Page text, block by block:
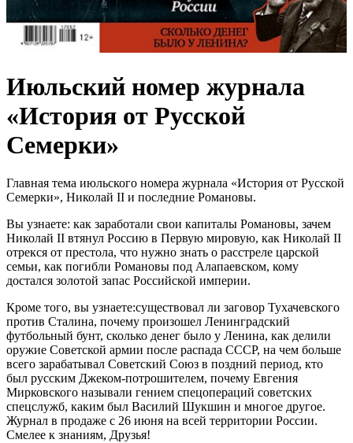
Июльский номер журнала
«История от Русской
Семерки»
Главная тема июльского номера журнала «История от Русской
Семерки», Николай II и последние Романовы.
Вы узнаете: как заработали свои капиталы Романовы, зачем
Николай II втянул Россию в Первую мировую, как Николай II
отрекся от престола, что нужно знать о расстреле царской
семьи, как погибли Романовы под Алапаевском, кому
достался золотой запас Российской империи.
Кроме того, вы узнаете:существовал ли заговор Тухачевского
против Сталина, почему произошел Ленинградский
футбольный бунт, сколько денег было у Ленина, как делили
оружие Советской армии после распада СССР, на чем больше
всего зарабатывал Советский Союз в поздний период, кто
был русским Джеком-потрошителем, почему Евгения
Мирковского называли гением спецопераций советских
спецслужб, каким был Василий Шукшин и многое другое.
Журнал в продаже с 26 июня на всей территории России.
Смелее к знаниям, Друзья!